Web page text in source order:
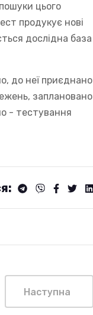
цього
продукує нові
дослідна база
до неї приєднано
заплановано
- тестування
Наступна